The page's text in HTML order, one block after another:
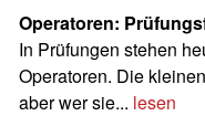
Operatoren:
In Prüfungen stehen
Operatoren. Die
aber wer sie... lesen